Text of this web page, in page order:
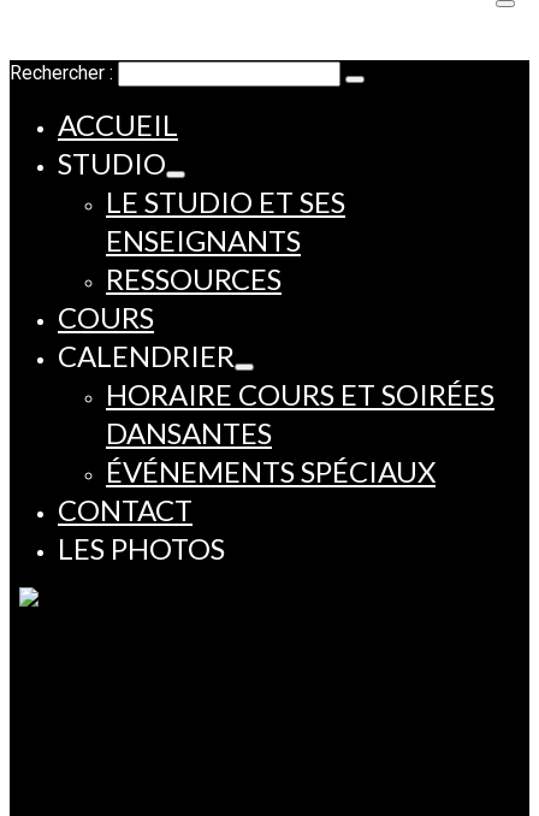
Rechercher :
ACCUEIL
STUDIO
LE STUDIO ET SES
ENSEIGNANTS
RESSOURCES
COURS
CALENDRIER
HORAIRE COURS ET SOIRÉES
DANSANTES
ÉVÉNEMENTS SPÉCIAUX
CONTACT
LES PHOTOS